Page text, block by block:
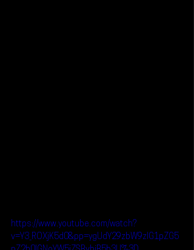
https://www.youtube.com/watch?
v=Y3_ROXjK5d0&pp=ygUdY29zbW9zIG1pZG5